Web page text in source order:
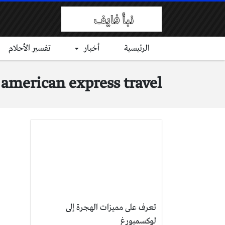
الرئيسية أخبار تفسير الأحلام
american express travel
تعرف على مميزات الهجرة إلى
لوكسمبورغ